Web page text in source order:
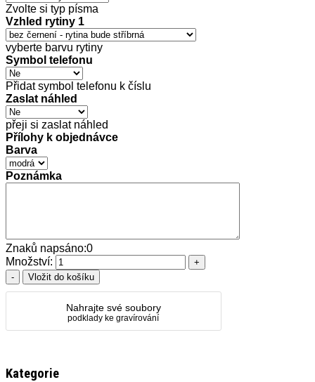
Zvolte si typ písma
Vzhled rytiny 1
vyberte barvu rytiny
Symbol telefonu
Přidat symbol telefonu k číslu
Zaslat náhled
přeji si zaslat náhled
Přílohy k objednávce
Barva
Poznámka
Znaků napsáno:0
Množství:
Nahrajte své soubory
podklady ke gravírování
Kategorie